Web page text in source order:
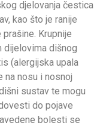
djelovanja čestica
kao što je ranije
Krupnije
dijelovima dišnog
(alergijska upala
na nosu i nosnoj
sustav te mogu
do pojave
bolesti se